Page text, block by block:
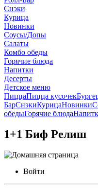
Снэки
Курица
Новинки
Соусы/Допы
Салаты
Комбо обеды
Горячие блюда
Напитки
Десерты
Детское меню
ПиццаПицца кусочек
БарСнэкиКурицаНовинки
обедыГорячие блюда
1+1 Биф Релиш
Войти